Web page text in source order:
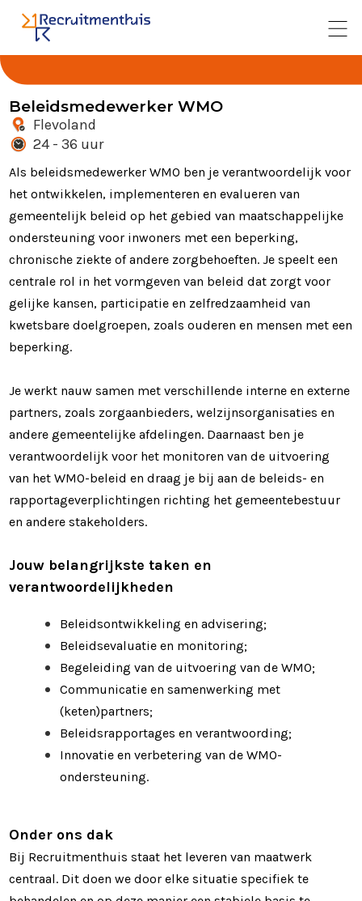
Beleidsmedewerker WMO
Flevoland
24 - 36 uur
Als beleidsmedewerker WMO ben je verantwoordelijk voor
het ontwikkelen, implementeren en evalueren van
gemeentelijk beleid op het gebied van maatschappelijke
ondersteuning voor inwoners met een beperking,
chronische ziekte of andere zorgbehoeften. Je speelt een
centrale rol in het vormgeven van beleid dat zorgt voor
gelijke kansen, participatie en zelfredzaamheid van
kwetsbare doelgroepen, zoals ouderen en mensen met een
beperking.
Je werkt nauw samen met verschillende interne en externe
partners, zoals zorgaanbieders, welzijnsorganisaties en
andere gemeentelijke afdelingen. Daarnaast ben je
verantwoordelijk voor het monitoren van de uitvoering
van het WMO-beleid en draag je bij aan de beleids- en
rapportageverplichtingen richting het gemeentebestuur
en andere stakeholders.
Jouw belangrijkste taken en
verantwoordelijkheden
Beleidsontwikkeling en advisering;
Beleidsevaluatie en monitoring;
Begeleiding van de uitvoering van de WMO;
Communicatie en samenwerking met
(keten)partners;
Beleidsrapportages en verantwoording;
Innovatie en verbetering van de WMO-
ondersteuning.
Onder ons dak
Bij Recruitmenthuis staat het leveren van maatwerk
centraal. Dit doen we door elke situatie specifiek te